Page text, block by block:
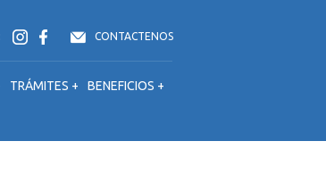
CONTACTENOS
TRÁMITES + BENEFICIOS +